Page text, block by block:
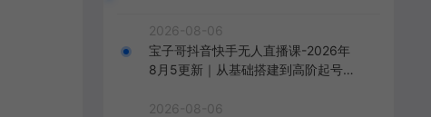
2026-08-06
宝子哥抖音快手无人直播课-2026年
8月5更新｜从基础搭建到高阶起号，
体系
2026-08-06